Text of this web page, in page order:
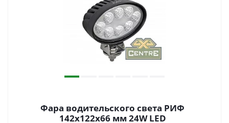
Фара водительского света РИФ
142х122х66 мм 24W LED